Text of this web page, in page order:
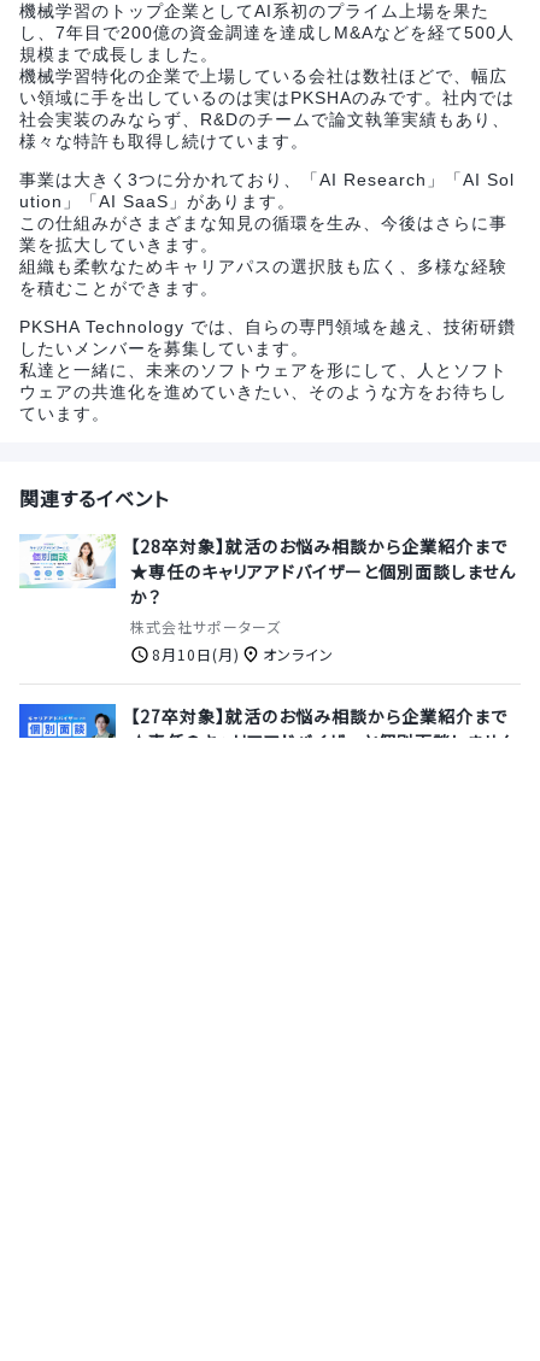
機械学習のトップ企業としてAI系初のプライム上場を果た
し、7年目で200億の資金調達を達成しM&Aなどを経て500人
規模まで成長しました。
機械学習特化の企業で上場している会社は数社ほどで、幅広
い領域に手を出しているのは実はPKSHAのみです。社内では
社会実装のみならず、R&Dのチームで論文執筆実績もあり、
様々な特許も取得し続けています。
事業は大きく3つに分かれており、「AI Research」「AI Sol
ution」「AI SaaS」があります。
この仕組みがさまざまな知見の循環を生み、今後はさらに事
業を拡大していきます。
組織も柔軟なためキャリアパスの選択肢も広く、多様な経験
を積むことができます。
PKSHA Technology では、自らの専門領域を越え、技術研鑽
したいメンバーを募集しています。
私達と一緒に、未来のソフトウェアを形にして、人とソフト
ウェアの共進化を進めていきたい、そのような方をお待ちし
ています。
関連するイベント
【28卒対象】就活のお悩み相談から企業紹介まで
★専任のキャリアアドバイザーと個別面談しません
か？
株式会社サポーターズ
8月10日(月)
オンライン
【27卒対象】就活のお悩み相談から企業紹介まで
★専任のキャリアアドバイザーと個別面談しません